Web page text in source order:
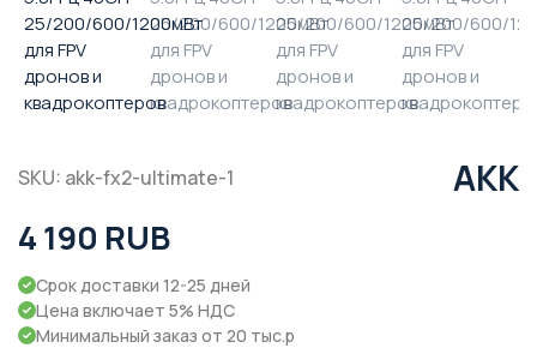
SKU: akk-fx2-ultimate-1 AKK
4 190 RUB
Срок доставки 12-25 дней
Цена включает 5% НДС
Минимальный заказ от 20 тыс.р